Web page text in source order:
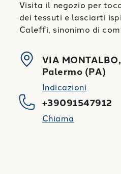
Visita il negozio per
dei tessuti e lasciarti
Caleffi, sinonimo di
VIA
Palermo (PA)
Indicazioni
+39091547912
Chiama